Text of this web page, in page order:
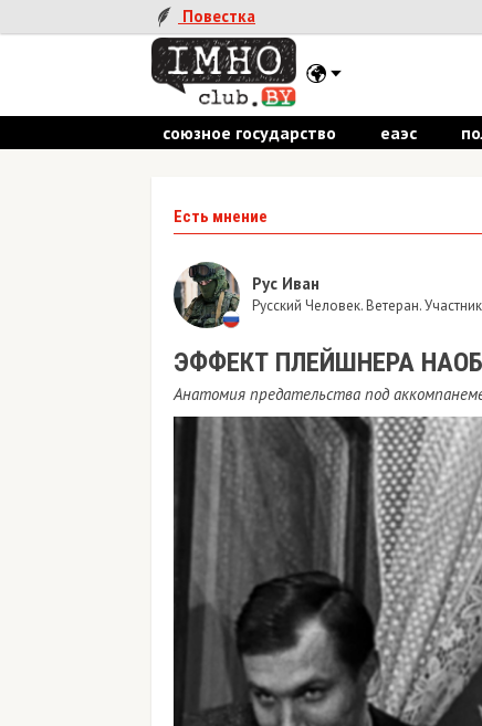
Повестка
союзное государство еаэс
Есть мнение
Рус Иван
Русский Человек. Ветеран.
ЭФФЕКТ ПЛЕЙШНЕРА
Анатомия предательства под